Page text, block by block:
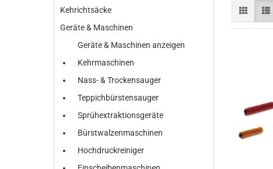
Kehrichtsäcke
Geräte & Maschinen
Geräte & Maschinen anzeigen
Kehrmaschinen
Nass- & Trockensauger
Teppichbürstensauger
Sprühextraktionsgeräte
Bürstwalzenmaschinen
Hochdruckreiniger